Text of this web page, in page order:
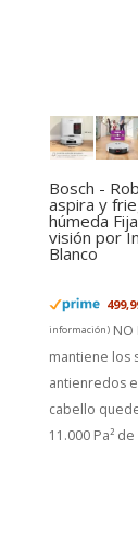
Bosch -
aspira y
húmeda
visión por
Blanco
información)
mantiene los
antienredos
cabello
11.000 Pa²